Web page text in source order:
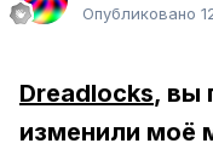
Опубликовано
Dreadlocks, вы
изменили моё